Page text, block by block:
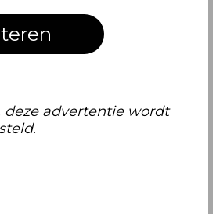
deze advertentie wordt